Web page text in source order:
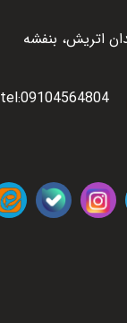
اتریش، بنفشه
tel:09104564804